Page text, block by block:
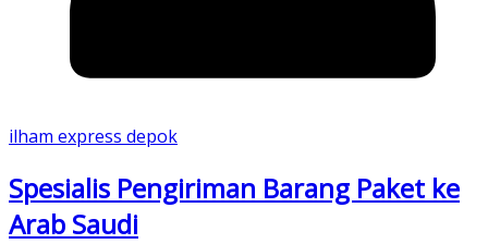
ilham express depok
Spesialis Pengiriman Barang Paket ke
Arab Saudi